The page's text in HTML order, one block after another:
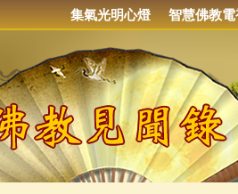
集氣光明心燈 智慧佛教電